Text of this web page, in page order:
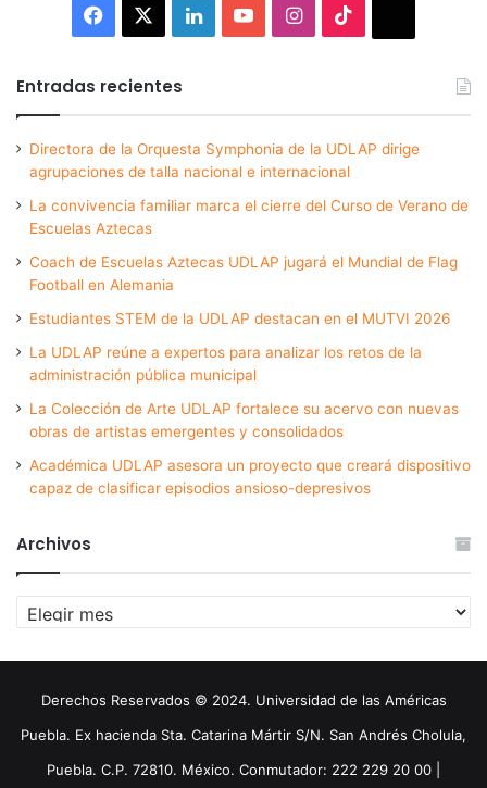
Facebook LinkedInYouTubeInstagram
Entradas recientes
Directora de la Orquesta Symphonia de la UDLAP dirige
agrupaciones de talla nacional e internacional
La convivencia familiar marca el cierre del Curso de Verano de
Escuelas Aztecas
Coach de Escuelas Aztecas UDLAP jugará el Mundial de Flag
Football en Alemania
Estudiantes STEM de la UDLAP destacan en el MUTVI 2026
La UDLAP reúne a expertos para analizar los retos de la
administración pública municipal
La Colección de Arte UDLAP fortalece su acervo con nuevas
obras de artistas emergentes y consolidados
Académica UDLAP asesora un proyecto que creará dispositivo
capaz de clasificar episodios ansioso-depresivos
Archivos
Archivos
Derechos Reservados © 2024. Universidad de las Américas
Puebla. Ex hacienda Sta. Catarina Mártir S/N. San Andrés Cholula,
Puebla. C.P. 72810. México. Conmutador: 222 229 20 00 |